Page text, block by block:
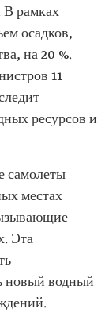
В рамках
осадков,
на 20 %.
11
ресурсов и
самолеты
местах
Эта
новый водный